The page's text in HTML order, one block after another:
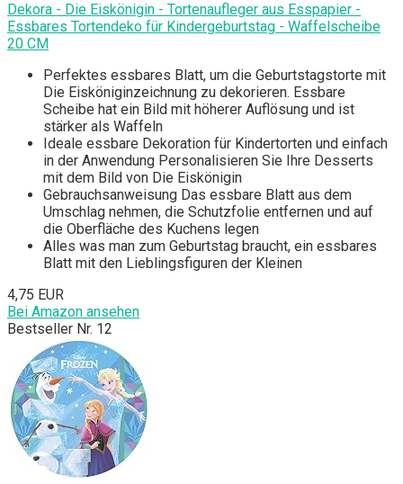
Dekora - Die Eiskönigin - Tortenaufleger aus Esspapier -
Essbares Tortendeko für Kindergeburtstag - Waffelscheibe
20 CM
Perfektes essbares Blatt, um die Geburtstagstorte mit
Die Eisköniginzeichnung zu dekorieren. Essbare
Scheibe hat ein Bild mit höherer Auflösung und ist
stärker als Waffeln
Ideale essbare Dekoration für Kindertorten und einfach
in der Anwendung Personalisieren Sie Ihre Desserts
mit dem Bild von Die Eiskönigin
Gebrauchsanweisung Das essbare Blatt aus dem
Umschlag nehmen, die Schutzfolie entfernen und auf
die Oberfläche des Kuchens legen
Alles was man zum Geburtstag braucht, ein essbares
Blatt mit den Lieblingsfiguren der Kleinen
4,75 EUR
Bei Amazon ansehen
Bestseller Nr. 12